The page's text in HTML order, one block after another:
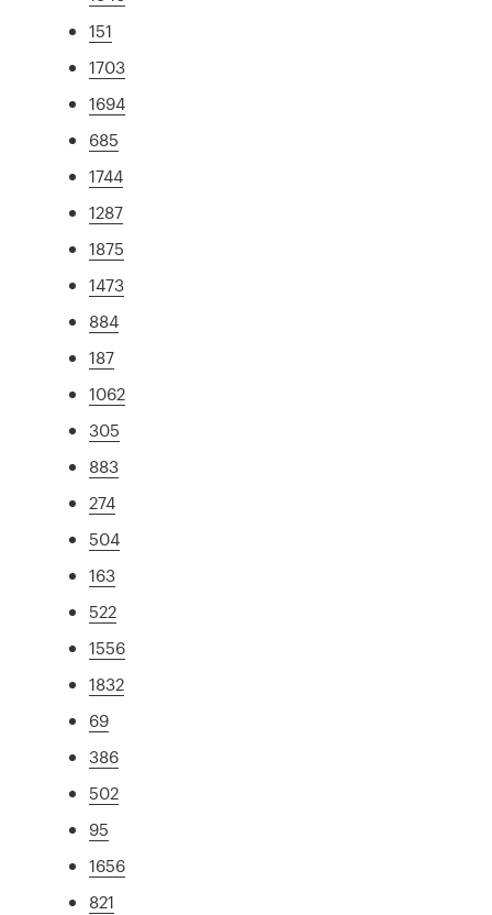
151
1703
1694
685
1744
1287
1875
1473
884
187
1062
305
883
274
504
163
522
1556
1832
69
386
502
95
1656
821